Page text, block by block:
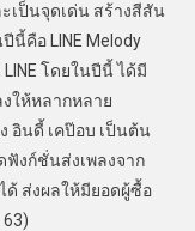
ป็นจุดเด่น สร้างสีสัน
นี้คือ LINE Melody
LINE โดยในปีนี้ ได้มี
ให้หลากหลาย
อินดี้ เคป๊อบ เป็นต้น
ฟังก์ชั่นส่งเพลงจาก
ได้ ส่งผลให้มียอดผู้ซื้อ
63)